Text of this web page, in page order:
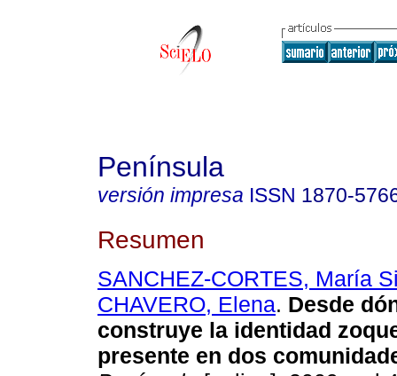
Península
versión impresa ISSN 1870-
Resumen
SANCHEZ-CORTES, María
CHAVERO, Elena. Desde
construye la identidad
presente en dos